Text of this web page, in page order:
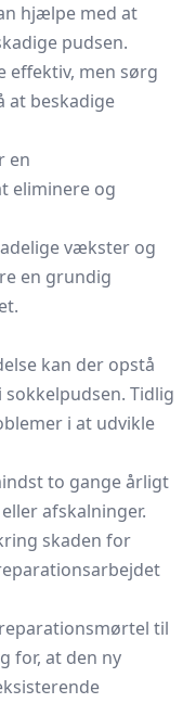
hjælpe med at
pudsen.
effektiv, men sørg
at beskadige
en
eliminere og
vækster og
en grundig
kan der opstå
Tidlig
i at udvikle
to gange årligt
afskalninger.
skaden for
til
for, at den ny